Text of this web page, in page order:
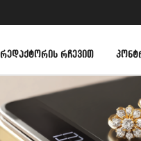
ᲠᲔᲓᲐᲥᲢᲝᲠᲘᲡ ᲠᲩᲔᲕᲘᲗ